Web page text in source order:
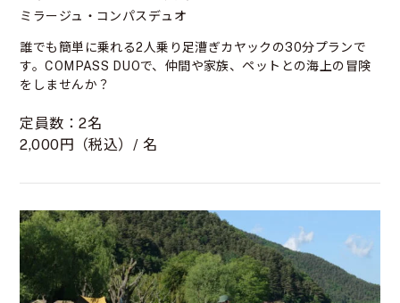
ミラージュ・コンパスデュオ
誰でも簡単に乗れる2人乗り足漕ぎカヤックの30分プランで
す。COMPASS DUOで、仲間や家族、ペットとの海上の冒険
をしませんか？
定員数：2名
2,000円（税込）/ 名